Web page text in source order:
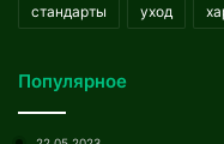
стандарты уход
Популярное